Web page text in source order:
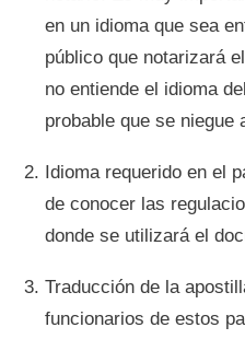
en un idioma que sea
público que notarizará
no entiende el idioma
probable que se niegue
Idioma requerido en el
de conocer las
donde se utilizará el
Traducción de la
funcionarios de estos